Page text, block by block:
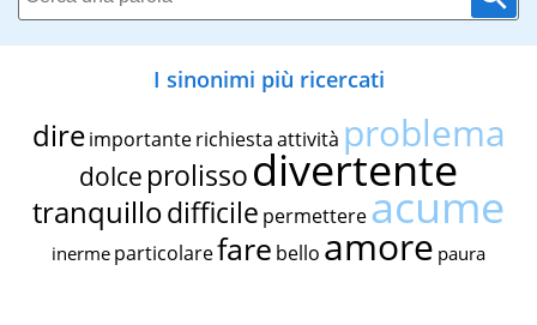
I sinonimi più ricercati
dire importante richiestaattività problema
dolce prolissodivertente
tranquillodifficile permettereacume
inerme particolarefare bello amore paura